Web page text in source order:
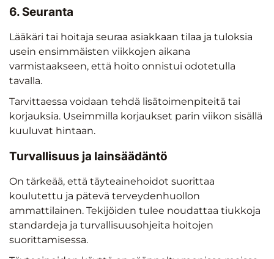
6. Seuranta
Lääkäri tai hoitaja seuraa asiakkaan tilaa ja tuloksia
usein ensimmäisten viikkojen aikana
varmistaakseen, että hoito onnistui odotetulla
tavalla.
Tarvittaessa voidaan tehdä lisätoimenpiteitä tai
korjauksia. Useimmilla korjaukset parin viikon sisällä
kuuluvat hintaan.
Turvallisuus ja lainsäädäntö
On tärkeää, että täyteainehoidot suorittaa
koulutettu ja pätevä terveydenhuollon
ammattilainen. Tekijöiden tulee noudattaa tiukkoja
standardeja ja turvallisuusohjeita hoitojen
suorittamisessa.